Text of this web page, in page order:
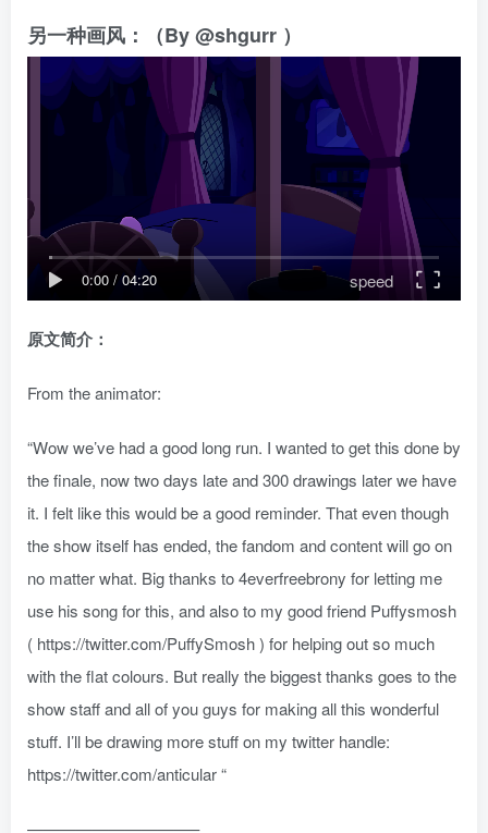
另一种画风：（By@shgurr ）
0:00 / 04:20 speed
原文简介：
From the animator:
“Wow we’ve had a good long run. I wanted to get this done by
the finale, now two days late and 300 drawings later we have
it. I felt like this would be a good reminder. That even though
the show itself has ended, the fandom and content will go on
no matter what. Big thanks to 4everfreebrony for letting me
use his song for this, and also to my good friend Puffysmosh
( https://twitter.com/PuffySmosh) for helping out so much
with the flat colours. But really the biggest thanks goes to the
show staff and all of you guys for making all this wonderful
stuff. I’ll be drawing more stuff on my twitter handle:
https://twitter.com/anticular“
——————————–